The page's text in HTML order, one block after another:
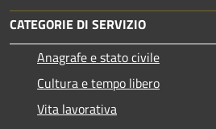
CATEGORIE DI SERVIZIO
Anagrafe e stato civile
Cultura e tempo libero
Vita lavorativa